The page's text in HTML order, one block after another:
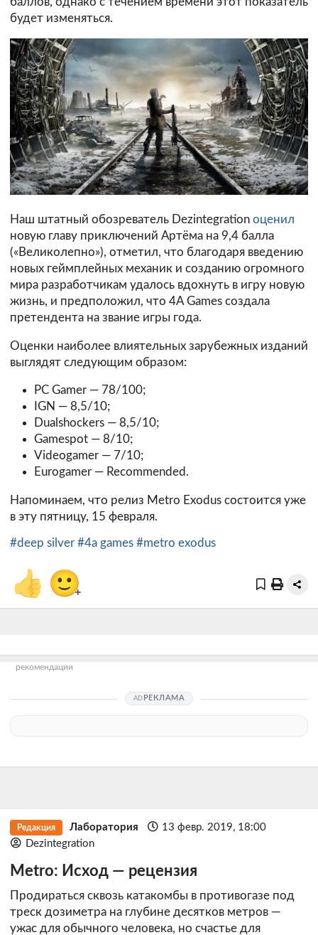
будет изменяться.
Наш штатный обозреватель Dezintegration оценил
новую главу приключений Артёма на 9,4 балла
(«Великолепно»), отметил, что благодаря введению
новых геймплейных механик и созданию огромного
мира разработчикам удалось вдохнуть в игру новую
жизнь, и предположил, что 4A Games создала
претендента на звание игры года.
Оценки наиболее влиятельных зарубежных изданий
выглядят следующим образом:
PC Gamer — 78/100;
IGN — 8,5/10;
Dualshockers — 8,5/10;
Gamespot — 8/10;
Videogamer — 7/10;
Eurogamer — Recommended.
Напоминаем, что релиз Metro Exodus состоится уже
в эту пятницу, 15 февраля.
#deep silver #4a games #metro exodus
👍 🙂+
рекомендации
РЕКЛАМА
Редакция Лаборатория
13 февр. 2019, 18:00
Dezintegration
Metro: Исход — рецензия
Продираться сквозь катакомбы в противогазе под
треск дозиметра на глубине десятков метров —
ужас для обычного человека, но счастье для